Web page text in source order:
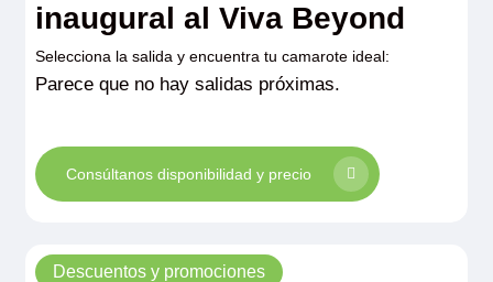
inaugural al Viva Beyond
Selecciona la salida y encuentra tu camarote ideal:
Parece que no hay salidas próximas.
Consúltanos disponibilidad y precio
Descuentos y promociones